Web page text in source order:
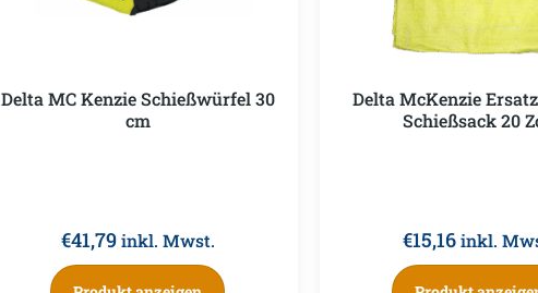
Delta MC Kenzie Schießwürfel 30
cm
€41,79inkl. Mwst.
Delta McKenzie
Schießsack 20
€15,16 inkl.